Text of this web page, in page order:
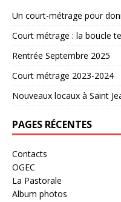
Un court-métrage pour
Court métrage : la boucle
Rentrée Septembre 2025
Court métrage 2023-2024
Nouveaux locaux à Saint
PAGES RÉCENTES
Contacts
OGEC
La Pastorale
Album photos